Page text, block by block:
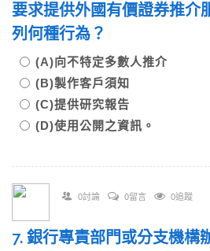
要求提供外國有價證券推介
列何種行為？
(A)向不特定多數人推介
(B)製作客戶須知
(C)提供研究報告
(D)使用公開之資訊。
0討論 0留言 0追蹤
7. 銀行專責部門或分支機構